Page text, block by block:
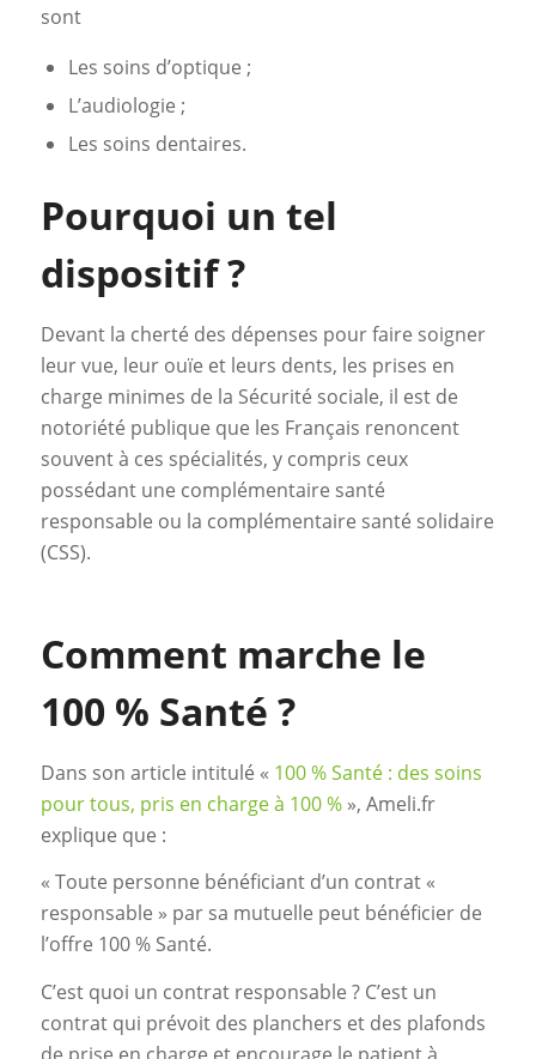
sont
Les soins d’optique ;
L’audiologie ;
Les soins dentaires.
Pourquoi un tel
dispositif ?
Devant la cherté des dépenses pour faire soigner
leur vue, leur ouïe et leurs dents, les prises en
charge minimes de la Sécurité sociale, il est de
notoriété publique que les Français renoncent
souvent à ces spécialités, y compris ceux
possédant une complémentaire santé
responsable ou la complémentaire santé solidaire
(CSS).
Comment marche le
100 % Santé ?
Dans son article intitulé « 100 % Santé : des soins
pour tous, pris en charge à 100 %», Ameli.fr
explique que :
« Toute personne bénéficiant d’un contrat «
responsable » par sa mutuelle peut bénéficier de
l’offre 100 % Santé.
C’est quoi un contrat responsable ? C’est un
contrat qui prévoit des planchers et des plafonds